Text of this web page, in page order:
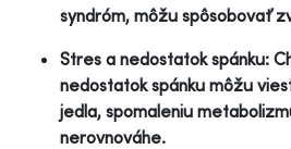
syndróm, môžu spôsobovať
Stres a nedostatok spánku:
nedostatok spánku môžu
jedla, spomaleniu
nerovnováhe.